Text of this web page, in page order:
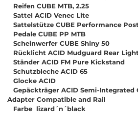
Reifen CUBE MTB, 2.25
Sattel ACID Venec Lite
Sattelstütze CUBE Performance
Pedale CUBE PP MTB
Scheinwerfer CUBE Shiny 50
Rücklicht ACID Mudguard Rear Light
Ständer ACID FM Pure Kickstand
Schutzbleche ACID 65
Glocke ACID
Gepäckträger ACID Semi-Integrated
Adapter Compatible and Rail
Farbe lizard´n´black